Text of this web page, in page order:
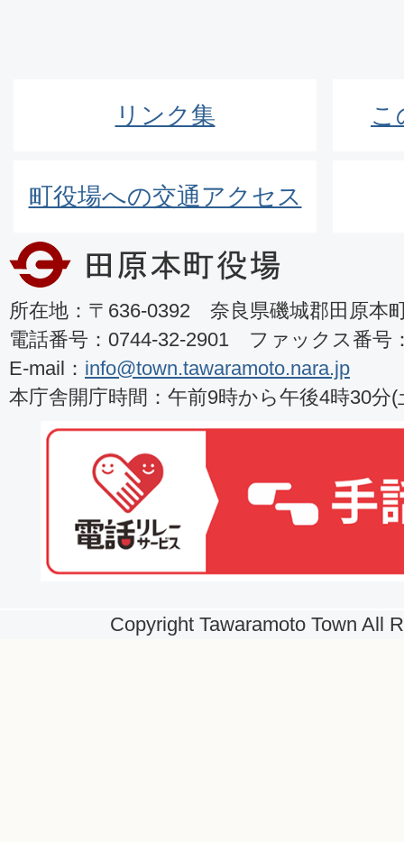
リンク集 こ
町役場への交通アクセス
所在地：〒636-0392 奈良県磯城郡田原本
電話番号：0744-32-2901 ファックス番号
E-mail： info@town.tawaramoto.nara.jp
本庁舎開庁時間：午前9時から午後4時30分
Copyright Tawaramoto Town All